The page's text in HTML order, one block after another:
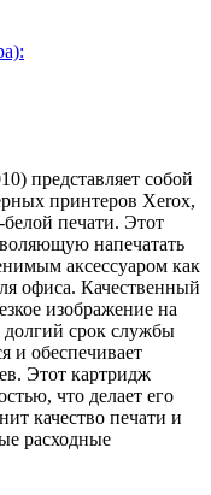
представляет собой
принтеров Xerox,
печати. Этот
напечатать
аксессуаром как
офиса. Качественный
изображение на
долгий срок службы
и обеспечивает
Этот картридж
что делает его
качество печати и
расходные